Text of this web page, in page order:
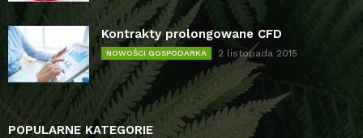
Kontrakty prolongowane CFD
NOWOŚCI GOSPODARKA 2 listopada 2015
POPULARNE KATEGORIE